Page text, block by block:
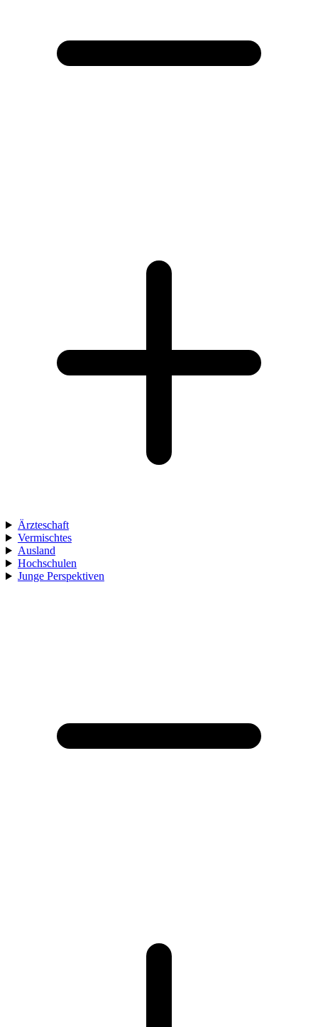
Ärzteschaft
Vermischtes
Ausland
Hochschulen
Junge Perspektiven